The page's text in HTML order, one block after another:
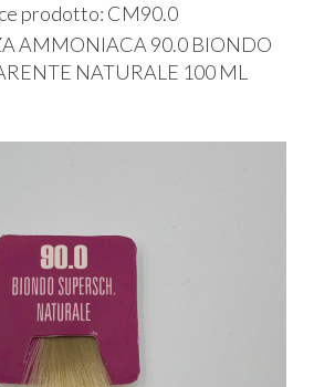
prodotto: CM90.0
AMMONIACA 90.0 BIONDO
NATURALE 100 ML